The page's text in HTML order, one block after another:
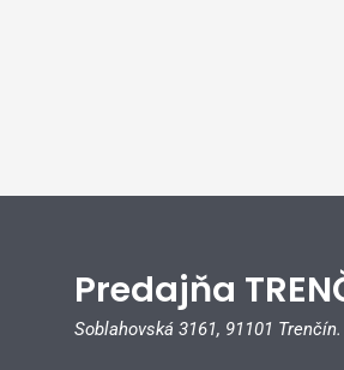
Predajňa
Soblahovská 3161, 91101 Trenčín.